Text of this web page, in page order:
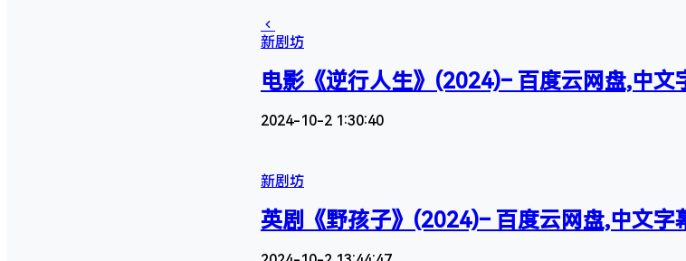
新剧坊
电影《逆行人生》(2024)– 百度云网盘,中文
2024-10-2 1:30:40
新剧坊
英剧《野孩子》(2024)– 百度云网盘,中文字